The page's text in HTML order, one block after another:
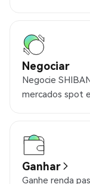
Negociar
Negocie
mercados spot
Ganhar
Ganhe renda